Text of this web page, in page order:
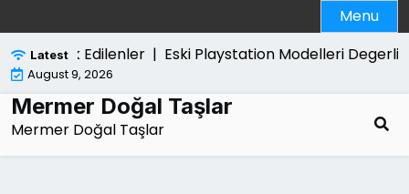
to
content
Menu
Latest
Merak Edilenler | Eski Playstation Modelleri Degerli
August 9, 2026
Mermer Doğal Taşlar
Mermer Doğal Taşlar